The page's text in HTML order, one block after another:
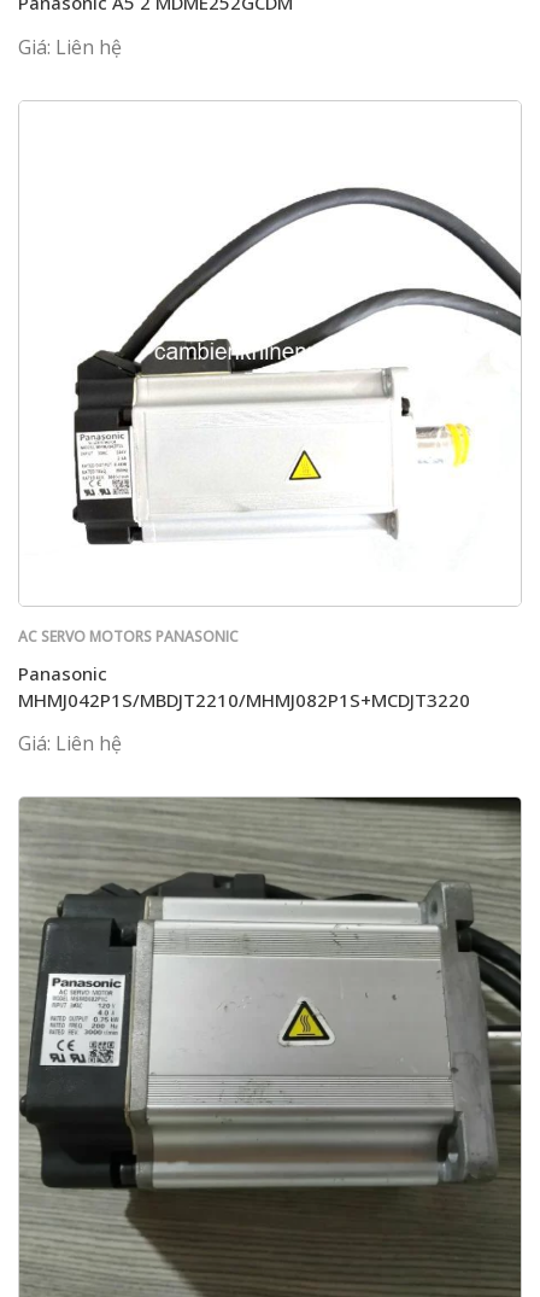
Giá: Liên hệ
AC SERVO MOTORS PANASONIC
Panasonic
MHMJ042P1S/MBDJT2210/MHMJ082P1S+MCDJT3220
Giá: Liên hệ